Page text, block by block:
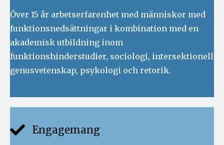
Över 15 år arbetserfarenhet med människor med
funktionsnedsättningar i kombination med en
akademisk utbildning inom
funktionshinderstudier, sociologi, intersektionell
genusvetenskap, psykologi och retorik.
Engagemang